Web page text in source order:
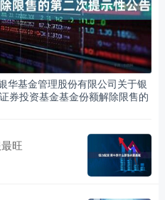
华基金管理股份有限公司关于银
券投资基金基金份额解除限售的
旺